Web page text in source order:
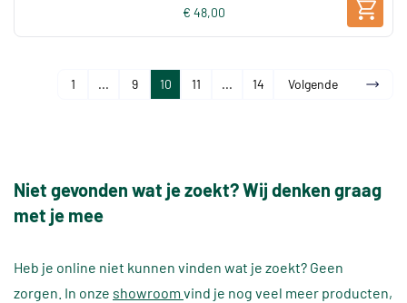
€ 48,00
1 ... 9 10 11 ... 14 Volgende
Niet gevonden wat je zoekt? Wij denken graag
met je mee
Heb je online niet kunnen vinden wat je zoekt? Geen
zorgen. In onze showroom vind je nog veel meer producten,